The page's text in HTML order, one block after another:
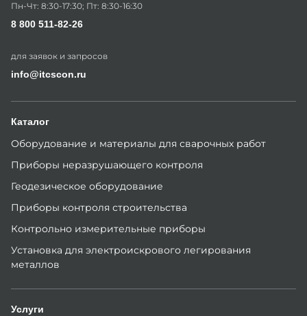
Пн-Чт: 8:30-17:30; Пт: 8:30-16:30
8 800 511-82-26
для заявок и запросов
info@itcscon.ru
Каталог
Оборудование и материалы для сварочных работ
Приборы неразрушающего контроля
Геодезическое оборудование
Приборы контроля строительства
Контрольно измерительные приборы
Установка для электроискрового легирования
металлов
Услуги